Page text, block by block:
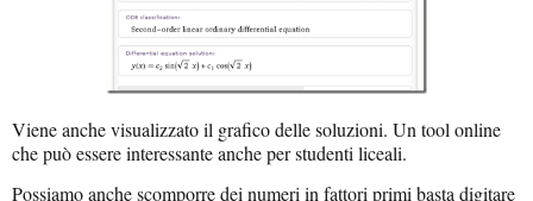
Viene anche visualizzato il grafico delle soluzioni. Un tool online
che può essere interessante anche per studenti liceali.
Possiamo anche scomporre dei numeri in fattori primi basta digitare